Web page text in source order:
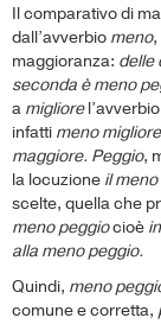
Il comparativo di
dall’avverbio meno,
maggioranza: delle
seconda è meno
a migliorel’avverbio
infatti meno
maggiore. Peggio,
la locuzione il
scelte, quella che
meno peggiocioè
alla meno peggio.
Quindi, meno
comune e corretta,